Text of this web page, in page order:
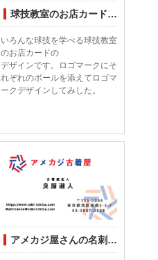
球技教室のお店カード印刷デザイン
いろんな球技を学べる球技教室
のお店カードの
デザインです。ロゴマークにそ
れぞれのボールを添えてロゴマ
ークデザインしてみした。
アメカジ屋さんの名刺印刷デザイン